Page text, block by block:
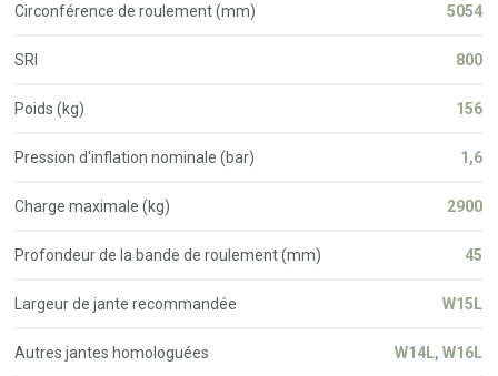
Circonférence de roulement (mm) 5054
SRI 800
Poids (kg) 156
Pression d'inflation nominale (bar) 1,6
Charge maximale (kg) 2900
Profondeur de la bande de roulement (mm) 45
Largeur de jante recommandée W15L
Autres jantes homologuées W14L, W16L